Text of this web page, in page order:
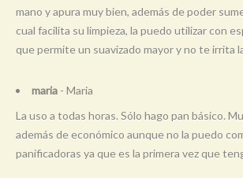
mano y apura muy bien, además de poder
cual facilita su limpieza, la puedo utilizar con
que permite un suavizado mayor y no te irrita
maria - Maria
La uso a todas horas. Sólo hago pan básico.
además de económico aunque no la puedo
panificadoras ya que es la primera vez que